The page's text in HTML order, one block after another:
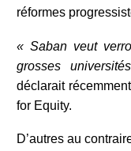
réformes
« Saban veut
grosses
déclarait
for Equity.
D’autres au